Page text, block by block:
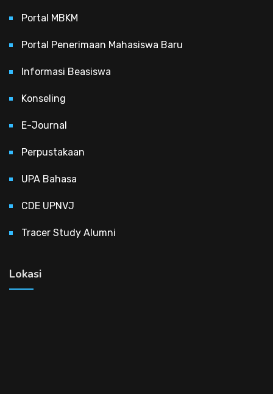
Portal MBKM
Portal Penerimaan Mahasiswa Baru
Informasi Beasiswa
Konseling
E-Journal
Perpustakaan
UPA Bahasa
CDE UPNVJ
Tracer Study Alumni
Lokasi